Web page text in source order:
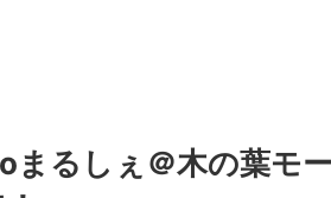
まるしぇ＠木の葉モー